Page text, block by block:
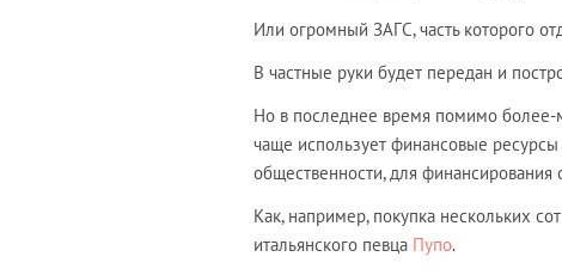
Или огромный ЗАГС, часть которого
В частные руки будет передан и
Но в последнее время помимо более-
чаще использует финансовые
общественности, для
Как, например, покупка нескольких
итальянского певца Пупо.